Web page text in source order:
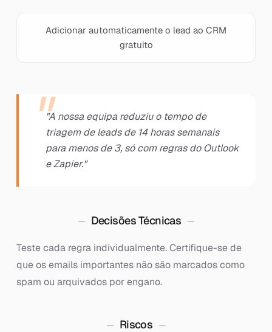
Adicionar automaticamente o lead ao CRM
gratuito
"A nossa equipa reduziu o tempo de
triagem de leads de 14 horas semanais
para menos de 3, só com regras do Outlook
e Zapier."
Decisões Técnicas
Teste cada regra individualmente. Certifique-se de
que os emails importantes não são marcados como
spam ou arquivados por engano.
Riscos